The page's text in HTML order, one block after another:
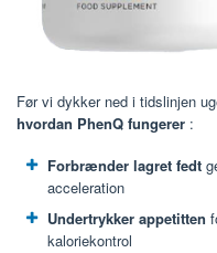
Før vi dykker ned i tidslinjen
hvordan PhenQ fungerer :
Forbrænder lagret fedt
acceleration
Undertrykker appetitten
kaloriekontrol